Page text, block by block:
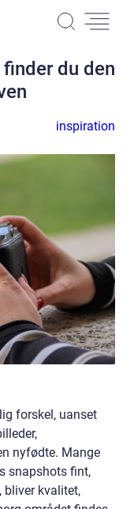
du den
inspiration
forskel, uanset
nyfødte. Mange
snapshots fint,
bliver kvalitet,